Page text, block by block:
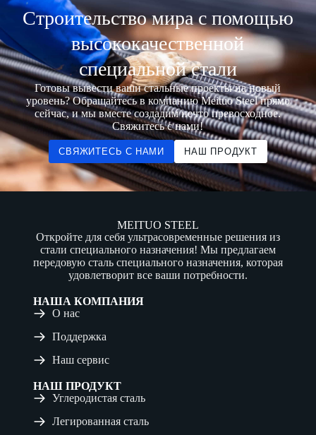
Строительство мира с помощью
высококачественной
специальной стали
Готовы вывести ваши стальные проекты на новый
уровень? Обращайтесь в компанию Meituo Steel прямо
сейчас, и мы вместе создадим нечто превосходное.
Свяжитесь с нами!
СВЯЖИТЕСЬ С НАМИ НАШ ПРОДУКТ
MEITUO STEEL
Откройте для себя ультрасовременные решения из
стали специального назначения! Мы предлагаем
передовую сталь специального назначения, которая
удовлетворит все ваши потребности.
НАША КОМПАНИЯ
О нас
Поддержка
Наш сервис
НАШ ПРОДУКТ
Углеродистая сталь
Легированная сталь